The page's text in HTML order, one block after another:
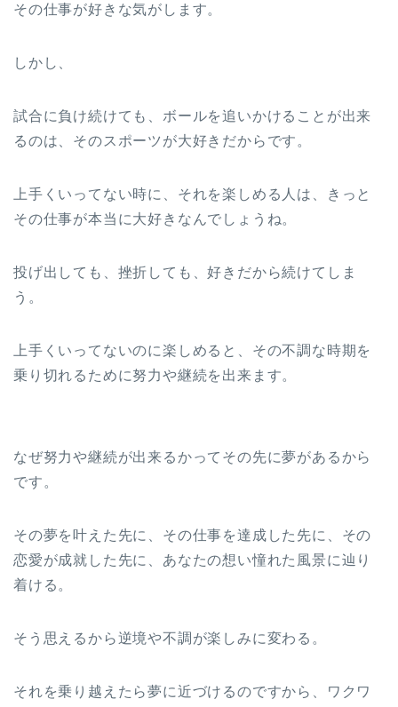
その仕事が好きな気がします。
しかし、
試合に負け続けても、ボールを追いかけることが出来
るのは、そのスポーツが大好きだからです。
上手くいってない時に、それを楽しめる人は、きっと
その仕事が本当に大好きなんでしょうね。
投げ出しても、挫折しても、好きだから続けてしま
う。
上手くいってないのに楽しめると、その不調な時期を
乗り切れるために努力や継続を出来ます。
なぜ努力や継続が出来るかってその先に夢があるから
です。
その夢を叶えた先に、その仕事を達成した先に、その
恋愛が成就した先に、あなたの想い憧れた風景に辿り
着ける。
そう思えるから逆境や不調が楽しみに変わる。
それを乗り越えたら夢に近づけるのですから、ワクワ